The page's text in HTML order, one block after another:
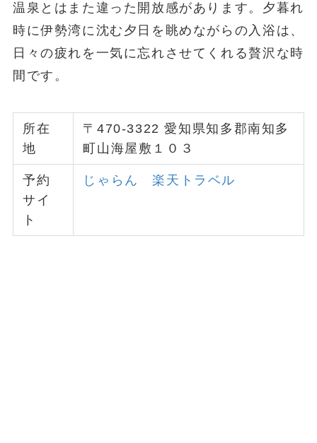
温泉とはまた違った開放感があります。夕暮れ
時に伊勢湾に沈む夕日を眺めながらの入浴は、
日々の疲れを一気に忘れさせてくれる贅沢な時
間です。
所在
地
〒470-3322 愛知県知多郡南知多
町山海屋敷１０３
予約
サイ
ト
じゃらん 楽天トラベル